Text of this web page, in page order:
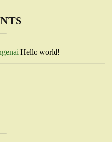
Hello world!